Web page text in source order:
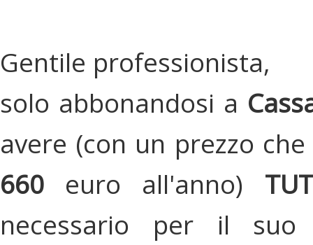
Gentile professionista,
solo abbonandosi a
avere (con un prezzo
660 euro all'anno)
necessario per il suo